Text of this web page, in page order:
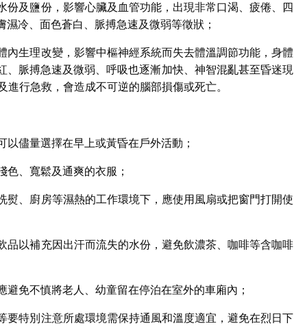
份及鹽份，影響心臟及血管功能，出現非常口渴、疲倦、四
冷、面色蒼白、脈搏急速及微弱等徵狀；
內生理改變，影響中樞神經系統而失去體溫調節功能，身體
脈搏急速及微弱、呼吸也逐漸加快、神智混亂甚至昏迷現
行急救，會造成不可逆的腦部損傷或死亡。
儘量選擇在早上或黃昏在戶外活動；
色、寬鬆及通爽的衣服；
熨、廚房等濕熱的工作環境下，應使用風扇或把窗門打開使
品以補充因出汗而流失的水份，避免飲濃茶、咖啡等含咖啡
免不慎將老人、幼童留在停泊在室外的車廂內；
要特別注意所處環境需保持通風和溫度適宜，避免在烈日下